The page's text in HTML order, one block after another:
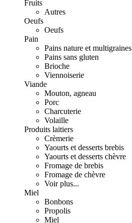
Fruits
Autres
Oeufs
Oeufs
Pain
Pains nature et multigraines
Pains sans gluten
Brioche
Viennoiserie
Viande
Mouton, agneau
Porc
Charcuterie
Volaille
Produits laitiers
Crèmerie
Yaourts et desserts brebis
Yaourts et desserts chèvre
Fromage de brebis
Fromage de chèvre
Voir plus...
Miel
Bonbons
Propolis
Miel